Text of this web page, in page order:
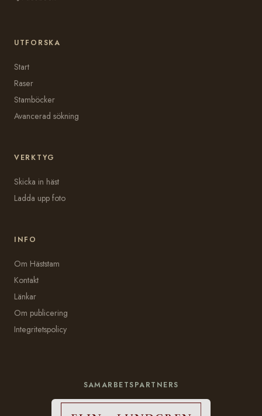
UTFORSKA
Start
Raser
Stamböcker
Avancerad sökning
VERKTYG
Skicka in häst
Ladda upp foto
INFO
Om Häststam
Kontakt
Länkar
Om publicering
Integritetspolicy
SAMARBETSPARTNERS